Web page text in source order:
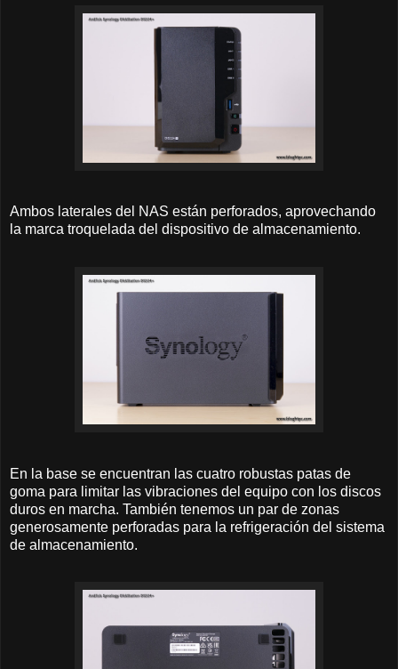
Ambos laterales del NAS están perforados, aprovechando
la marca troquelada del dispositivo de almacenamiento.
En la base se encuentran las cuatro robustas patas de
goma para limitar las vibraciones del equipo con los discos
duros en marcha. También tenemos un par de zonas
generosamente perforadas para la refrigeración del sistema
de almacenamiento.